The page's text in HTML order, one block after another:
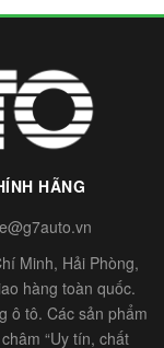
HÃNG
Minh, Hải Phòng,
hàng toàn quốc.
ô tô. Các sản phẩm
“Uy tín, chất